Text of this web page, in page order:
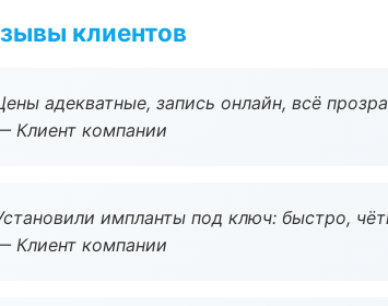
клиентов
адекватные, запись онлайн, всё
Клиент компании
импланты под ключ: быстро,
Клиент компании